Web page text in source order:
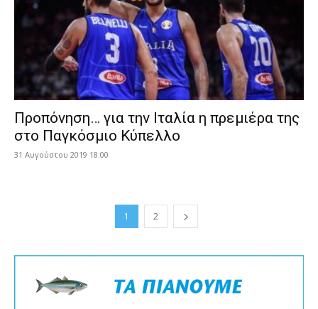
Προπόνηση… για την Ιταλία η πρεμιέρα της
στο Παγκόσμιο Κύπελλο
31 Αυγούστου 2019 18:00
1 2